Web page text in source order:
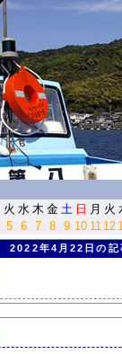
火 水 木 金 土 日 月 火
5 6 7 8 9 10 11 12
2022年4月22日の記